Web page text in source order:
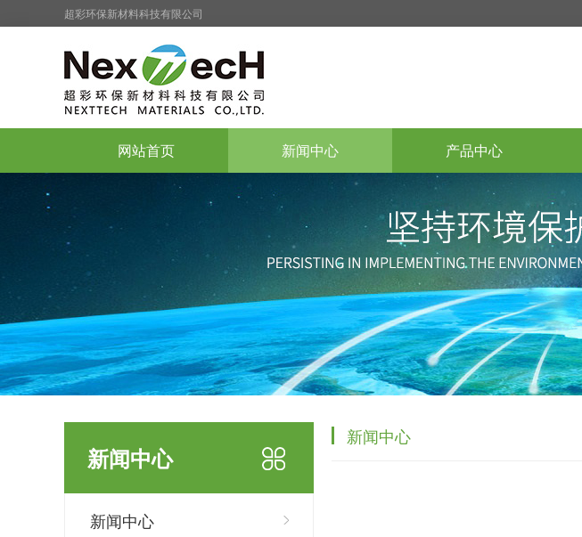
超彩环保新材料科技有限公司
网站首页 新闻中心 产品中心
新闻中心
新闻中心
新闻中心